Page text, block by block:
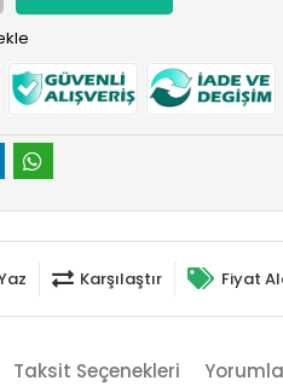
Karşılaştır Fiyat
Taksit Seçenekleri